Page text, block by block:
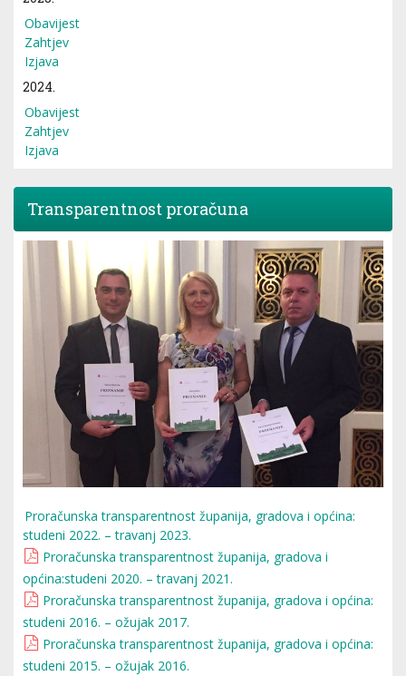
Obavijest
Zahtjev
Izjava
2024.
Obavijest
Zahtjev
Izjava
Transparentnost proračuna
Proračunska transparentnost županija, gradova i općina:
studeni 2022. – travanj 2023.
Proračunska transparentnost županija, gradova i
općina:studeni 2020. – travanj 2021.
Proračunska transparentnost županija, gradova i općina:
studeni 2016. – ožujak 2017.
Proračunska transparentnost županija, gradova i općina:
studeni 2015. – ožujak 2016.